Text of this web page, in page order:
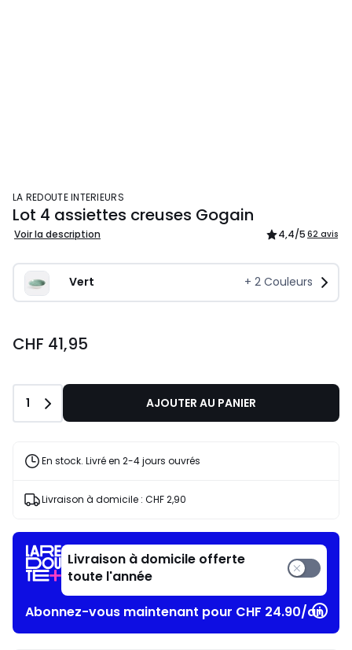
LA REDOUTE INTERIEURS
Lot 4 assiettes creuses Gogain
Voir la description 4,4/5 62 avis
Vert + 2 Couleurs
CHF 41,95
Quantité
1 AJOUTER AU PANIER
En stock. Livré en 2-4 jours ouvrés
Livraison à domicile : CHF 2,90
Livraison à domicile offerte
toute l'année
Abonnez-vous maintenant pour CHF 24.90/an​